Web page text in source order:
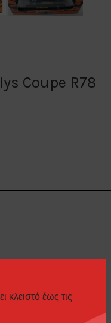
κλειστό έως τις
Coupe R78